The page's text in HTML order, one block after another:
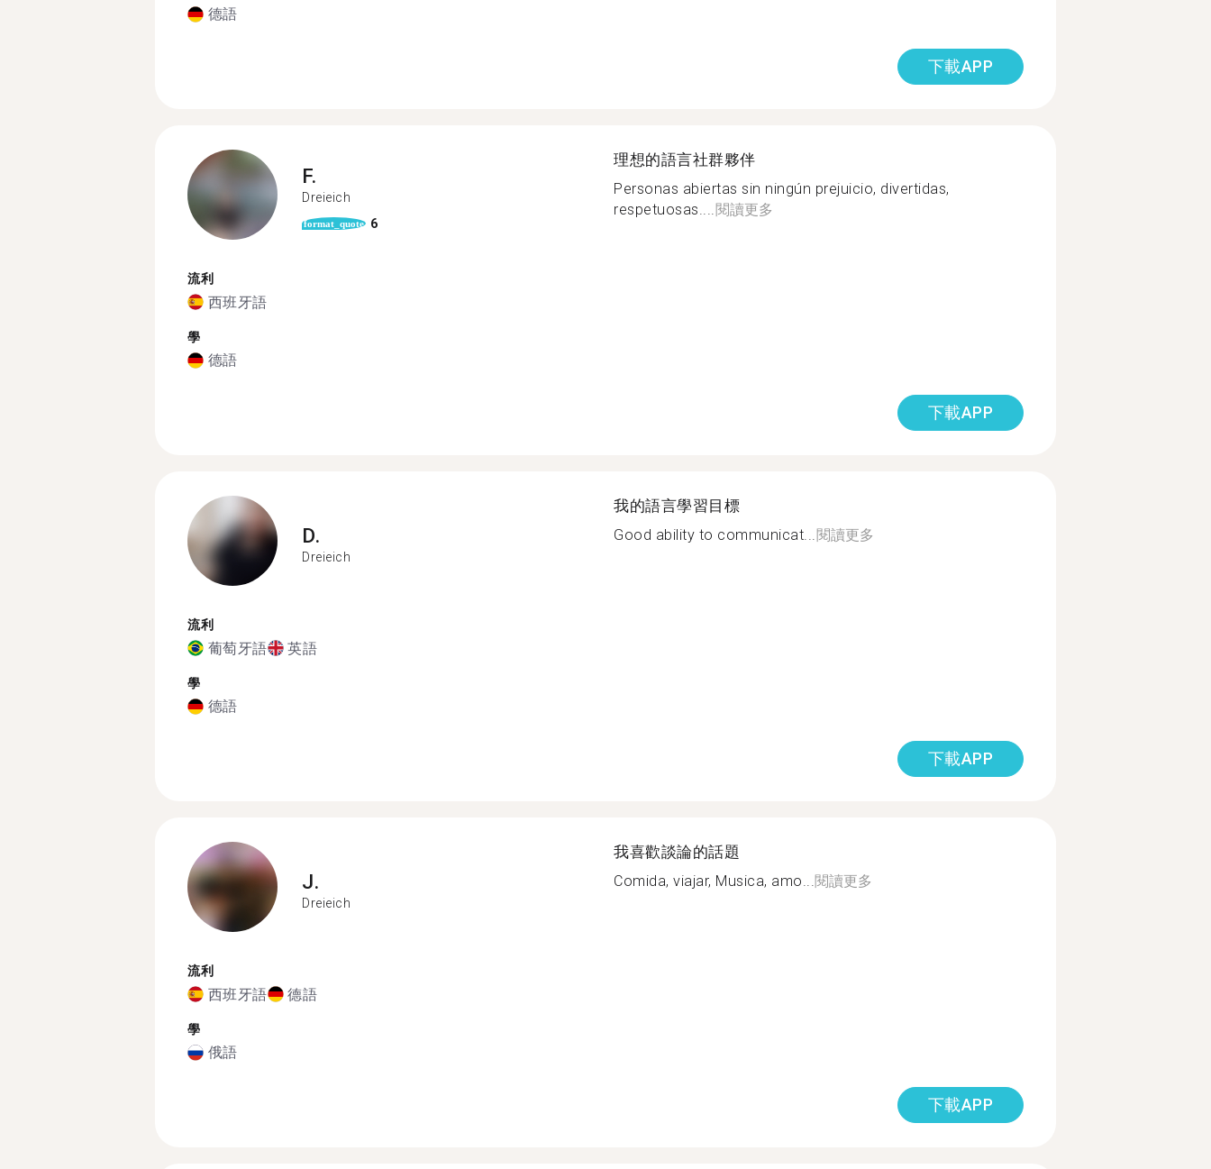
德語
下載APP
F.
Dreieich
format_quote 6
流利
西班牙語
學
德語
理想的語言社群夥伴
Personas abiertas sin ningún prejuicio, divertidas,
respetuosas....閱讀更多
下載APP
D.
Dreieich
流利
葡萄牙語 英語
學
德語
我的語言學習目標
Good ability to communicat...閱讀更多
下載APP
J.
Dreieich
流利
西班牙語 德語
學
俄語
我喜歡談論的話題
Comida, viajar, Musica, amo...閱讀更多
下載APP